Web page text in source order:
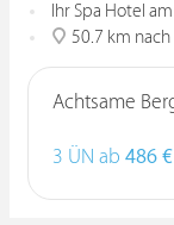
Ihr Spa Hotel
50.7 km
Achtsame
3 ÜN ab 486 €